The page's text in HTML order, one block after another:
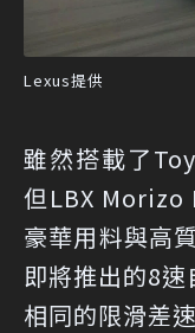
Lexus提供
雖然搭載了
但LBX Morizo
豪華用料與高
即將推出的8
相同的限滑差